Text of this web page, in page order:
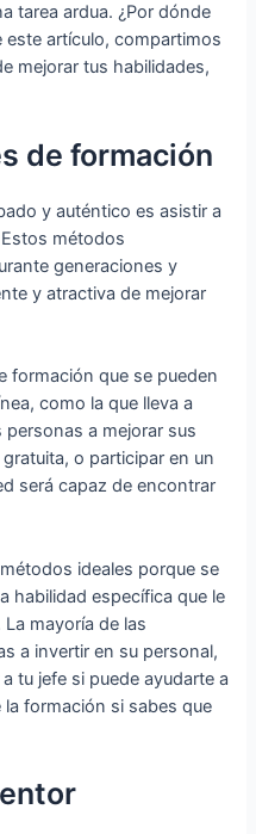
tarea ardua. ¿Por dónde
este artículo, compartimos
mejorar tus habilidades,
de formación
y auténtico es asistir a
métodos
generaciones y
y atractiva de mejorar
formación que se pueden
como la que lleva a
personas a mejorar sus
o participar en un
será capaz de encontrar
ideales porque se
habilidad específica que le
mayoría de las
a invertir en su personal,
tu jefe si puede ayudarte a
formación si sabes que